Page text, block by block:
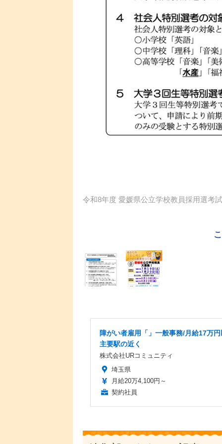
令和8年度 愛媛県公立学校教員採用選考
障がい者雇用「」一般事務/月給17万
主要駅の近く
株式会社URコミュニティ
埼玉県
月給20万4,100円～
契約社員